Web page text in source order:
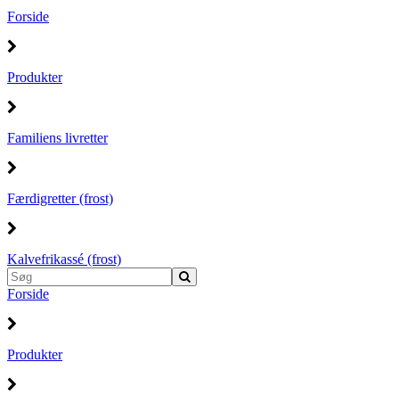
Forside
Produkter
Familiens livretter
Færdigretter (frost)
Kalvefrikassé (frost)
Forside
Produkter